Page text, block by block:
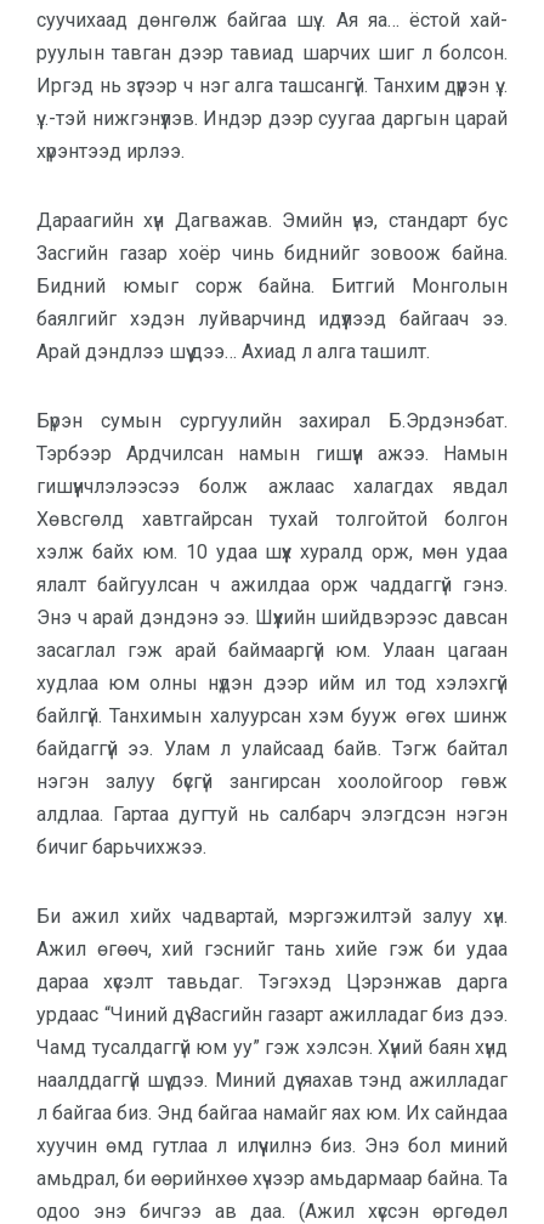
суучихаад дөнгөлж байгаа шүү… Ая яа… ёстой хай­
руулын тавган дээр тавиад шарчих шиг л болсон.
Иргэд нь зүгээр ч нэг алга ташсангүй. Танхим дүүрэн үү…
үү…-тэй нижгэнүүлэв. Индэр дээр суугаа даргын царай
хүрэнтээд ирлээ.
Дараагийн хүн Дагважав. Эмийн үнэ, стандарт бус
Засгийн газар хоёр чинь биднийг зовоож байна.
Бидний юмыг сорж байна. Битгий Монголын
баялгийг хэдэн луйварчинд идүүлээд байгаач ээ.
Арай дэндлээ шүү дээ… Ахиад л алга ташилт.
Бүрэн сумын сургуулийн захирал Б.Эрдэнэбат.
Тэрбээр Ардчилсан намын гишүүн ажээ. Намын
гишүүнч­лэлээсээ болж ажлаас халагдах явдал
Хөвсгөлд хавтгайрсан тухай толгойтой болгон
хэлж байх юм. 10 удаа шүүх хуралд орж, мөн удаа
ялалт байгуулсан ч ажилдаа орж чаддаггүй гэнэ.
Энэ ч арай дэндэнэ ээ. Шүүхийн шийдвэрээс давсан
засаглал гэж арай баймааргүй юм. Улаан цагаан
худлаа юм олны нүдэн дээр ийм ил тод хэлэхгүй
байлгүй. Танхимын халуурсан хэм бууж өгөх шинж
байдаггүй ээ. Улам л улайсаад байв. Тэгж байтал
нэгэн залуу бүсгүй зангирсан хоолойгоор гөвж
алдлаа. Гартаа дугтуй нь салбарч элэгдсэн нэгэн
бичиг барьчихжээ.
Би ажил хийх чадвартай, мэргэ­жилтэй залуу хүн.
Ажил өгөөч, хий гэснийг тань хийе гэж би удаа
дараа хүсэлт тавьдаг. Тэгэхэд Цэрэнжав дар­га
урдаас “Чиний дүү Засгийн газарт ажилладаг биз дээ.
Чамд тусалдаггүй юм уу” гэж хэлсэн. Хүний баян хүнд
наалддаггүй шүү дээ. Миний дүү яахав тэнд ажилладаг
л байгаа биз. Энд байгаа намайг яах юм. Их сайндаа
хуучин өмд гутлаа л илүүчилнэ биз. Энэ бол миний
амьд­рал, би өөрийнхөө хүчээр амьдар­маар байна. Та
одоо энэ бичгээ ав даа. (Ажил хүссэн өргөдөл